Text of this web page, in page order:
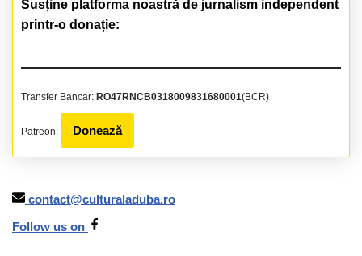
Susține platforma noastră de jurnalism independent
printr-o donație:
Transfer Bancar: RO47RNCB0318009831680001(BCR)
Patreon: Donează
contact@culturaladuba.ro
Follow us on